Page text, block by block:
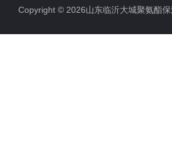
Copyright © 2026山东临沂大城聚氨酯